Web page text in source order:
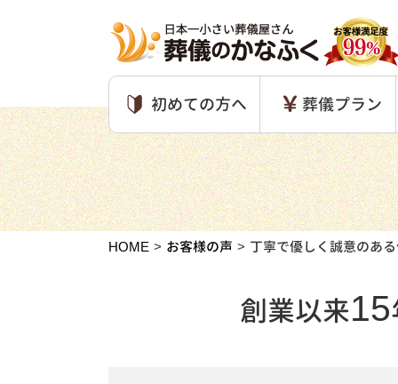
初めての方へ 葬儀プラン
HOME お客様の声 丁寧で優しく誠意のあ
創業以来15